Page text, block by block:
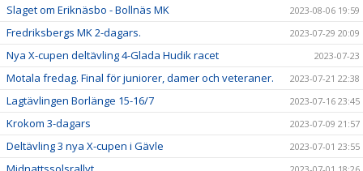
Slaget om Eriknäsbo - Bollnäs MK 2023-08-06 19:59
Fredriksbergs MK 2-dagars. 2023-07-29 20:09
Nya X-cupen deltävling 4-Glada Hudik racet 2023-07-23
Motala fredag. Final för juniorer, damer och veteraner. 2023-07-21 22:38
Lagtävlingen Borlänge 15-16/7 2023-07-16 23:45
Krokom 3-dagars 2023-07-09 21:57
Deltävling 3 nya X-cupen i Gävle 2023-07-01 23:55